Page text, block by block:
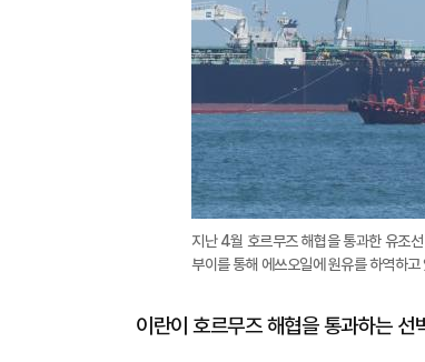
지난 4월 호르무즈 해협을 통과한 유조
부이를 통해 에쓰오일에 원유를 하역하
이란이 호르무즈 해협을 통과하는